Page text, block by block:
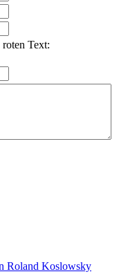
Text:
Roland Koslowsky